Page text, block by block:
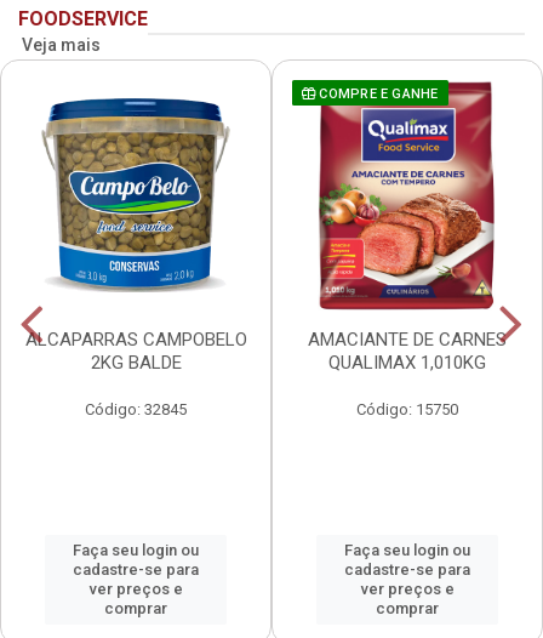
FOODSERVICE
Veja mais
ALCAPARRAS CAMPOBELO
2KG BALDE
Código: 32845
Faça seu login ou
cadastre-se para
ver preços e
comprar
COMPRE E GANHE
AMACIANTE DE CARNES
QUALIMAX 1,010KG
Código: 15750
Faça seu login ou
cadastre-se para
ver preços e
comprar